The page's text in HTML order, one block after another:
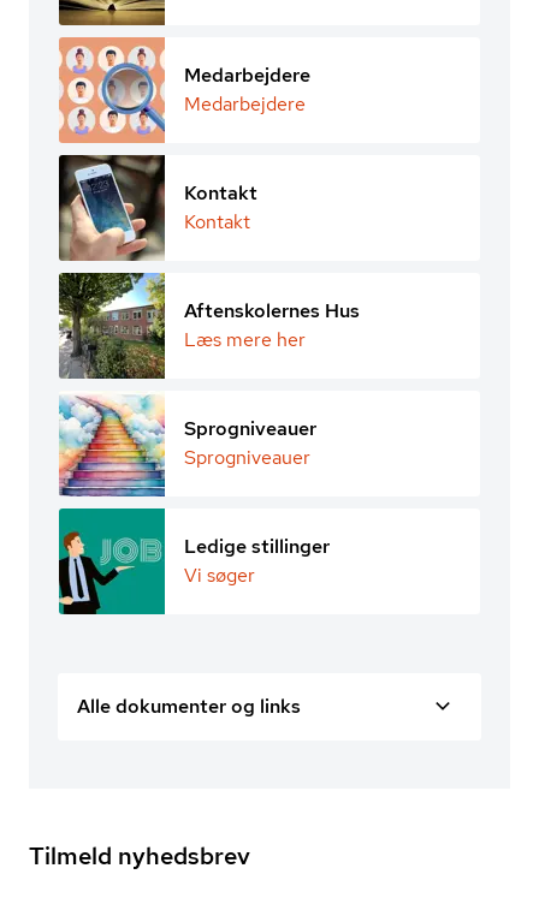
Medarbejdere
Medarbejdere
Kontakt
Kontakt
Aftenskolernes Hus
Læs mere her
Sprogniveauer
Sprogniveauer
Ledige stillinger
Vi søger
Alle dokumenter og links
Tilmeld nyhedsbrev